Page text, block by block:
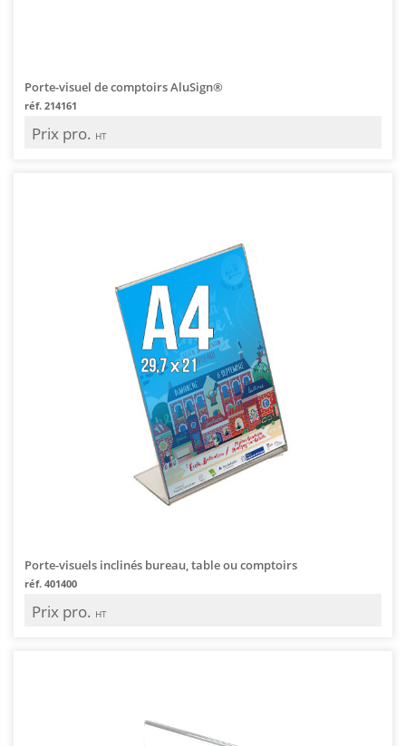
Porte-visuel de comptoirs AluSign®
réf. 214161
Prix pro. HT
Porte-visuels inclinés bureau, table ou comptoirs
réf. 401400
Prix pro. HT